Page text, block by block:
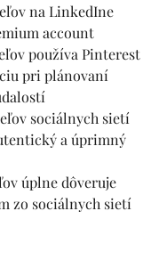
na LinkedIne
account
používa Pinterest
pri plánovaní
sociálnych sietí
a úprimný
úplne dôveruje
zo sociálnych sietí